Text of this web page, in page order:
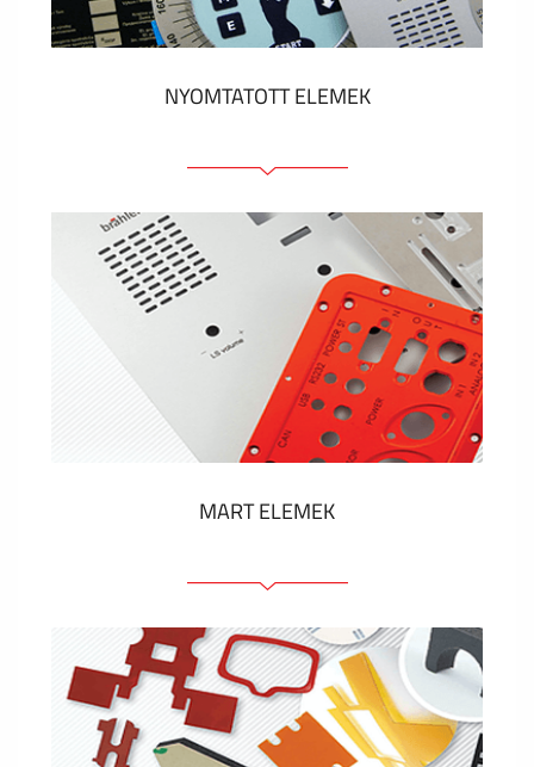
NYOMTATOTT ELEMEK
Fóliacímkék
Fóliabillentyűzet, Membrános billentyűzet
Fém címkék
Címkék
Műanyag címkék és cédulák
MUTASS TÖBBET
MART ELEMEK
Előlapok (elülső, tartó)
Anodizált panelek
Színes panelek
Panelek szerelőelemekkel